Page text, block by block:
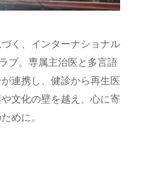
く、インターナショナル
ブ。専属主治医と多言語
連携し、健診から再生医
文化の壁を越え、心に寄
めに。